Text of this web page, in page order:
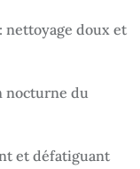
: nettoyage doux et
nocturne du
et défatiguant